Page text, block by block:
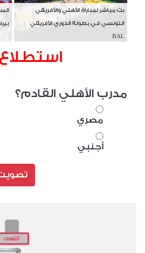
بث مباشر لمباراة الأهلي والأفريقي
التونسي في بطولة الدوري الأفريقي
BAL
استطلاع
مدرب الأهلي القادم؟
مصري
أجنبي